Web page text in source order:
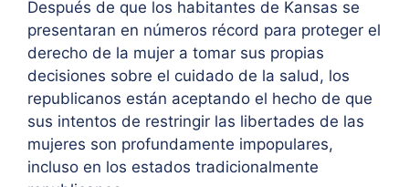
Después de que los habitantes de Kansas se
presentaran en números récord para proteger el
derecho de la mujer a tomar sus propias
decisiones sobre el cuidado de la salud, los
republicanos están aceptando el hecho de que
sus intentos de restringir las libertades de las
mujeres son profundamente impopulares,
incluso en los estados tradicionalmente